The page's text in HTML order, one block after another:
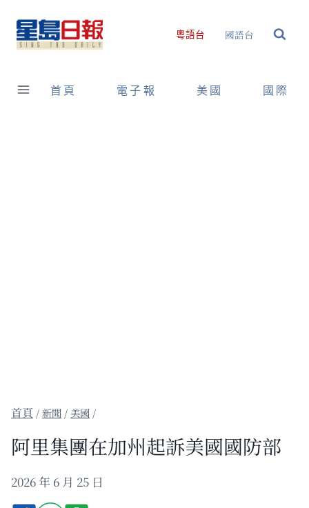
content
粵語台 國語台
首頁 電子報 美國 國際
/新聞 / 美國 /
阿里集團在加州起訴美國國防部
2026 年 6 月 25 日